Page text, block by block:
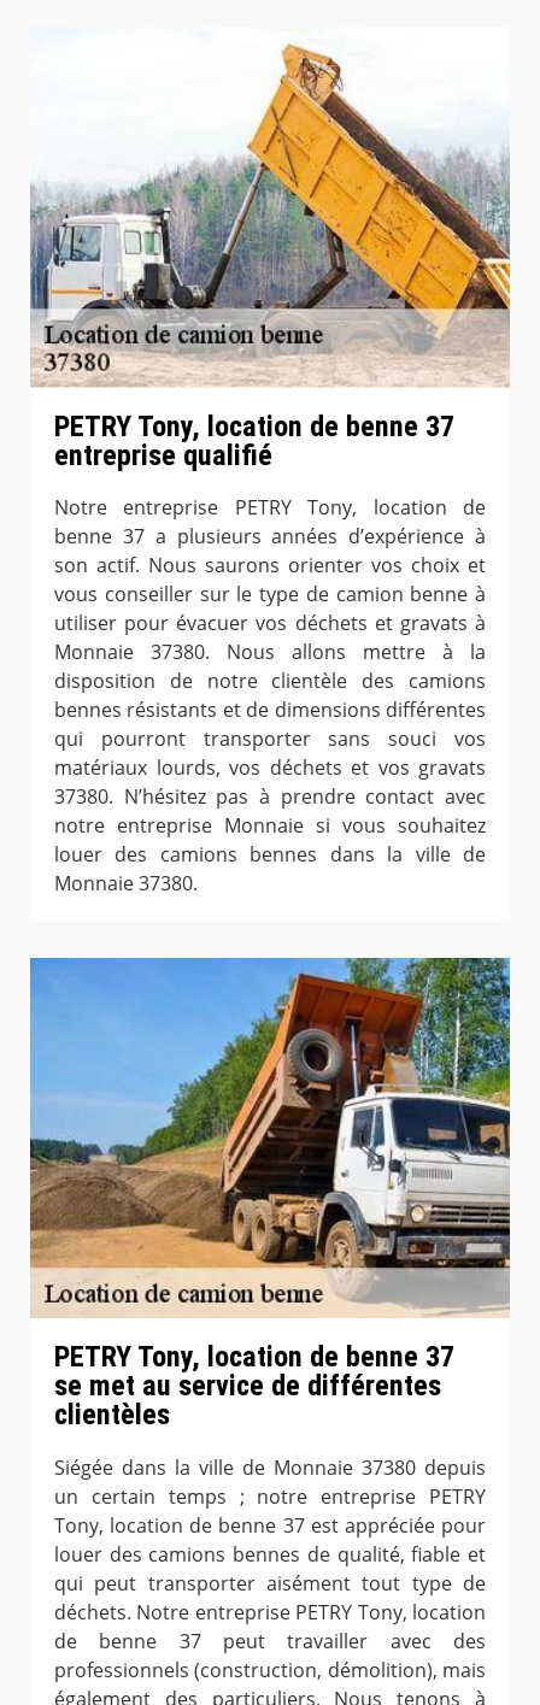
PETRY Tony, location de benne 37
entreprise qualifié
Notre entreprise PETRY Tony, location de
benne 37 a plusieurs années d’expérience à
son actif. Nous saurons orienter vos choix et
vous conseiller sur le type de camion benne à
utiliser pour évacuer vos déchets et gravats à
Monnaie 37380. Nous allons mettre à la
disposition de notre clientèle des camions
bennes résistants et de dimensions différentes
qui pourront transporter sans souci vos
matériaux lourds, vos déchets et vos gravats
37380. N’hésitez pas à prendre contact avec
notre entreprise Monnaie si vous souhaitez
louer des camions bennes dans la ville de
Monnaie 37380.
PETRY Tony, location de benne 37
se met au service de différentes
clientèles
Siégée dans la ville de Monnaie 37380 depuis
un certain temps ; notre entreprise PETRY
Tony, location de benne 37 est appréciée pour
louer des camions bennes de qualité, fiable et
qui peut transporter aisément tout type de
déchets. Notre entreprise PETRY Tony, location
de benne 37 peut travailler avec des
professionnels (construction, démolition), mais
également des particuliers. Nous tenons à